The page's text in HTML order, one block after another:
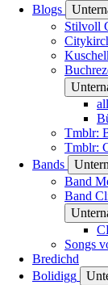
Blogs
Stilvoll
Tmblr:
Tmblr:
Bands
Band
Band
Songs
Bredichd
Bolidigg